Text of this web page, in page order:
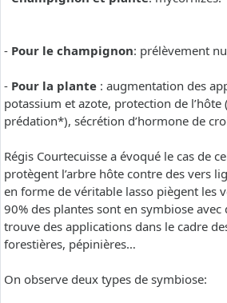
- Pour le champignon: prélèvement
- Pour la plante : augmentation des
potassium et azote, protection de
prédation*), sécrétion d’hormone de
Régis Courtecuisse a évoqué le cas de
protègent l’arbre hôte contre des vers
en forme de véritable lasso piègent les
90% des plantes sont en symbiose
trouve des applications dans le cadre
forestières, pépinières…
On observe deux types de symbiose: